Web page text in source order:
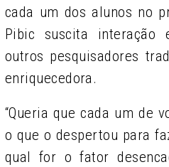
cada um dos alunos no
Pibic suscita
outros pesquisadores
enriquecedora.
“Queria que cada um de
o que o despertou para
qual for o fator